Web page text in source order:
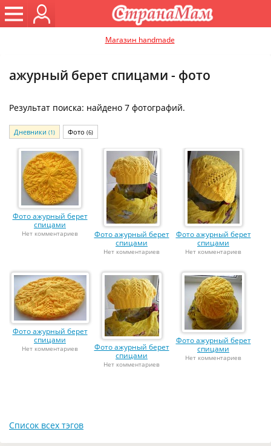
Магазин handmade
ажурный берет спицами - фото
Результат поиска: найдено 7 фотографий.
Дневники (1) Фото (6)
Фото ажурный берет
спицами
Нет комментариев
Фото ажурный берет
спицами
Нет комментариев
Фото ажурный берет
спицами
Нет комментариев
Фото ажурный берет
спицами
Нет комментариев
Фото ажурный берет
спицами
Нет комментариев
Фото ажурный берет
спицами
Нет комментариев
Список всех тэгов